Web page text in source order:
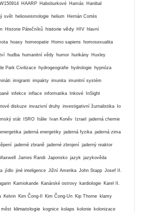
HAARP Habsburkové Hamás Hanibal
svět helioseismologie helium Hernán Cortés
Historie Pátečníků historie vědy HIV hlavní
hoaxy homeopatie Homo sapiens homosexualita
hudba humanitní vědy humor hurikány Huxley
Park Civilizace hydrogeografie hydrologie hypnóza
imigranti impakty imunita imunitní systém
infekce inflace informatika Inkové InSight
diskuze invazivní druhy investigativní žurnalistika Io
stát ISRO Itálie Ivan Koněv Izrael jaderná chemie
jaderná energetiky jaderná fyzika jaderná zima
jaderné zbraně jaderné zbrojení jaderný reaktor
James Randi Japonsko jazyk jazykověda
jídlo jiné inteligence Jižní Amerika John Stapp Josef II.
Kamiokande Kanárské ostrovy kardiologie Karel II.
Kelvin Kim Čong-Il Kim Čong-Un Kip Thorne klamy
měst klimatologie kognice kolaps kolonie kolonizace